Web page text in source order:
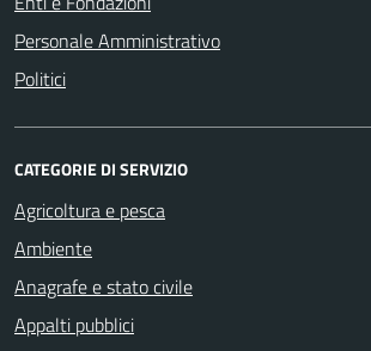
Personale Amministrativo
Politici
CATEGORIE DI SERVIZIO
Agricoltura e pesca
Ambiente
Anagrafe e stato civile
Appalti pubblici